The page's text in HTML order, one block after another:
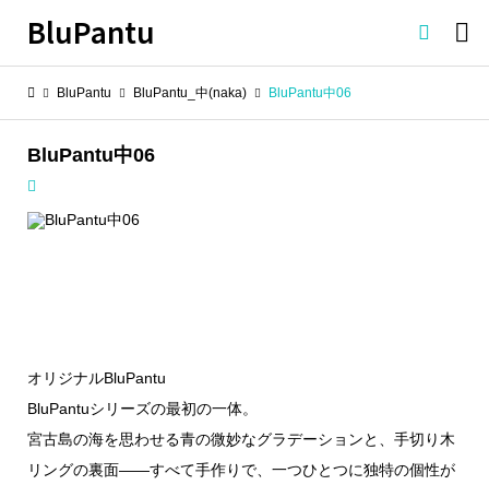
BluPantu 
BluPantu BluPantu_中(naka) BluPantu中06
BluPantu中06
オリジナルBluPantu
BluPantuシリーズの最初の一体。
宮古島の海を思わせる青の微妙なグラデーションと、手切り木
リングの裏面——すべて手作りで、一つひとつに独特の個性が